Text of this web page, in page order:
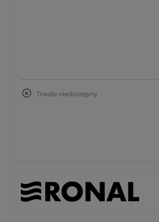
trwale niedostępny